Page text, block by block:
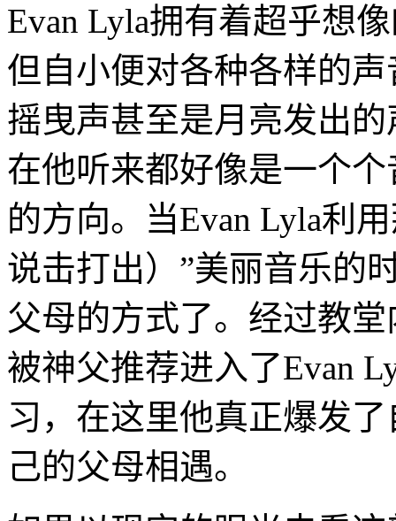
Evan Lyla拥有着超乎想
但自小便对各种各样的
摇曳声甚至是月亮发出
在他听来都好像是一个
的方向。当Evan Lyla利
说击打出）”美丽音乐的
父母的方式了。经过教
被神父推荐进入了Evan
习，在这里他真正爆发
己的父母相遇。